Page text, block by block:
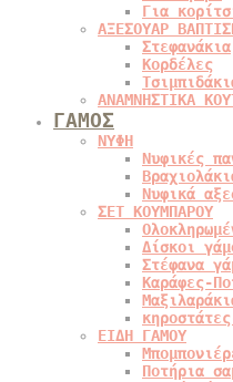
Για
ΑΞΕΣΟΥΑΡ
Στεφανάκια
Κορδέλες
ΑΝΑΜΝΗΣΤΙΚΑ
ΓΑΜΟΣ
ΝΥΦΗ
Νυφικές
Νυφικά
ΣΕΤ ΚΟΥΜΠΑΡΟΥ
Δίσκοι
Στέφανα
Καράφες-
ΕΙΔΗ ΓΑΜΟΥ
Ποτήρια